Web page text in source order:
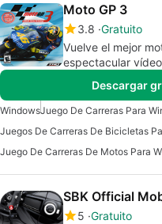
Moto GP 3
3.8 Gratuito
Vuelve el mejor
espectacular vídeo
Descargar
WindowsJuego De Carreras Para
SBK Official
5 Gratuito